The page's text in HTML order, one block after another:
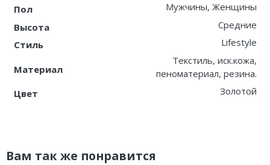
Пол
Мужчины, Женщины
Высота
Средние
Стиль
Lifestyle
Материал
Текстиль, иск.кожа,
пеноматериал, резина.
Цвет
Золотой
Вам так же понравится